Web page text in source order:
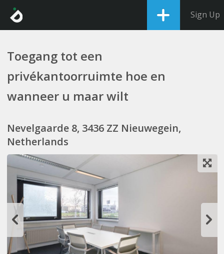
Sign Up
Toegang tot een
privékantoorruimte hoe en
wanneer u maar wilt
Nevelgaarde 8, 3436 ZZ Nieuwegein,
Netherlands